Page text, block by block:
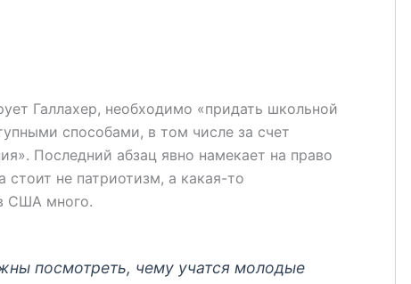
Галлахер, необходимо «придать школьной
способами, в том числе за счет
Последний абзац явно намекает на право
стоит не патриотизм, а какая-то
США много.
посмотреть, чему учатся молодые